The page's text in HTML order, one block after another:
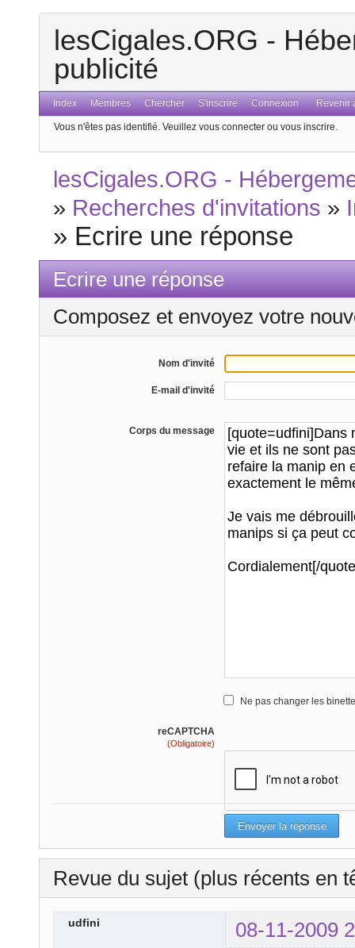
lesCigales.ORG -
publicité
Index Membres Chercher S'inscrire Connexion Revenir
Vous n'êtes pas identifié. Veuillez vous connecter ou vous inscrire.
lesCigales.ORG -
» Recherches d'invitations »
» Ecrire une réponse
Ecrire une réponse
Composez et envoyez votre
Nom d'invité
E-mail d'invité
Corps du message
Ne pas changer les
reCAPTCHA
(Obligatoire)
Revue du sujet (plus récents en
udfini 08-11-2009